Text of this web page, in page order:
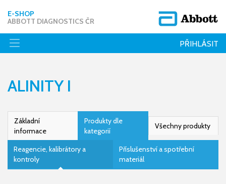
E-SHOP
ABBOTT DIAGNOSTICS ČR
PŘIHLÁSIT
ALINITY I
Základní
informace
Produkty dle
kategorií
Všechny produkty
Reagencie, kalibrátory a
kontroly
Příslušenství a spotřební
materiál